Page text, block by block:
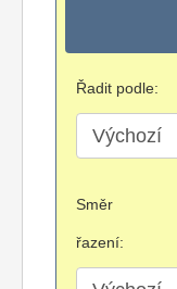
Řadit podle:
Směr
řazení: